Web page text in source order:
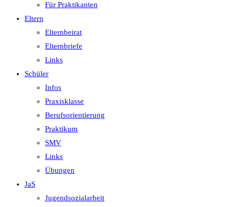
Für Praktikanten
Eltern
Elternbeirat
Elternbriefe
Links
Schüler
Infos
Praxisklasse
Berufsorientierung
Praktikum
SMV
Links
Übungen
JaS
Jugendsozialarbeit